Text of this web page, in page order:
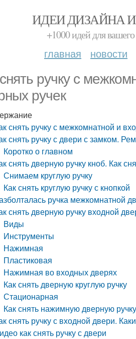
ИДЕИ ДИЗАЙНА
+1000 идей для
главная новости
ручку с
ручек
снять ручку с межкомнатной и
снять ручку с двери с замком.
Коротко о главном
снять дверную ручку кноб. Как
Снимаем круглую ручку
Как снять круглую ручку с кнопкой
ручка межкомнатной
снять дверную ручку входной
Виды
Инструменты
Нажимная
Пластиковая
Нажимная во входных дверях
Как снять дверную круглую ручку
Стационарная
Как снять нажимную дверную
снять ручку с входной двери.
как снять ручку с двери